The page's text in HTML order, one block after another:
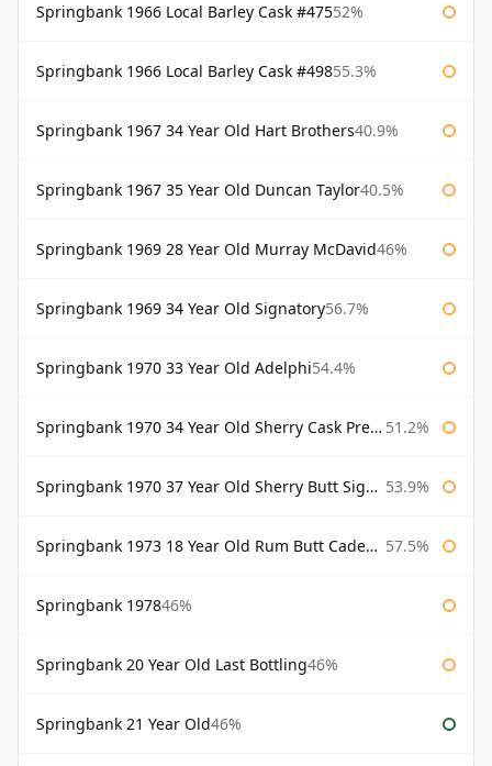
Springbank 1966 Local Barley Cask #47552%
Springbank 1966 Local Barley Cask #49855.3%
Springbank 1967 34 Year Old Hart Brothers40.9%
Springbank 1967 35 Year Old Duncan Taylor40.5%
Springbank 1969 28 Year Old Murray McDavid46%
Springbank 1969 34 Year Old Signatory56.7%
Springbank 1970 33 Year Old Adelphi54.4%
Springbank 1970 34 Year Old Sherry Cask Prestonfield 51.2%
Springbank 1970 37 Year Old Sherry Butt Signatory Cask Strength Collection 53.9%
Springbank 1973 18 Year Old Rum Butt Cadenhead's 57.5%
Springbank 197846%
Springbank 20 Year Old Last Bottling46%
Springbank 21 Year Old46%